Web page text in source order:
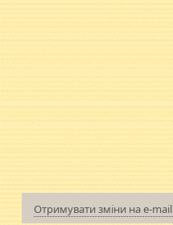
Отримувати зміни на e-mail